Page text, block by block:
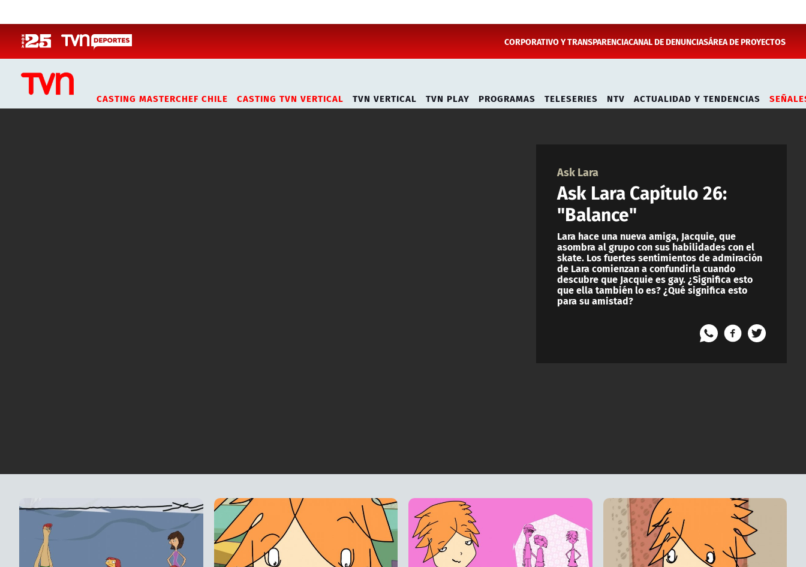
CORPORATIVO Y TRANSPARENCIACANAL DE DENUNCIASÁREA DE PROYECTOS
CASTING MASTERCHEF CHILE CASTING TVN VERTICAL TVN VERTICAL TVN PLAY PROGRAMAS TELESERIES NTV ACTUALIDAD Y TENDENCIAS
Ask Lara
Ask Lara Capítulo 26:
"Balance"
Lara hace una nueva amiga, Jacquie, que
asombra al grupo con sus habilidades con el
skate. Los fuertes sentimientos de admiración
de Lara comienzan a confundirla cuando
descubre que Jacquie es gay. ¿Significa esto
que ella también lo es? ¿Qué significa esto
para su amistad?